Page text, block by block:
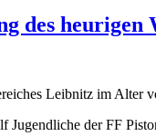
des heurigen
Leibnitz im Alter
Jugendliche der FF